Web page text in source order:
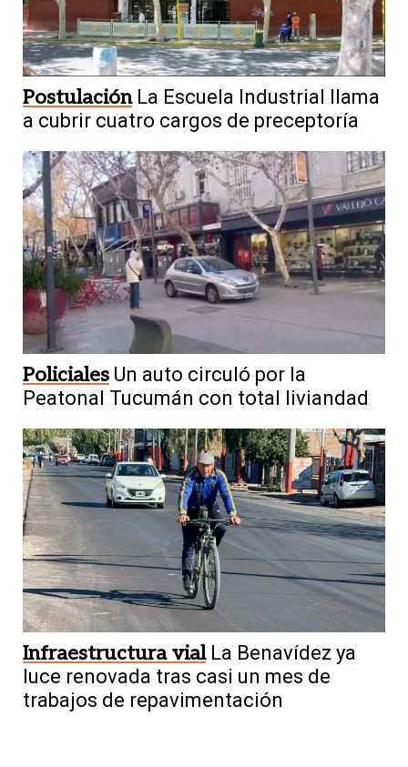
Postulación La Escuela Industrial llama
a cubrir cuatro cargos de preceptoría
Policiales Un auto circuló por la
Peatonal Tucumán con total liviandad
Infraestructura vial La Benavídez ya
luce renovada tras casi un mes de
trabajos de repavimentación